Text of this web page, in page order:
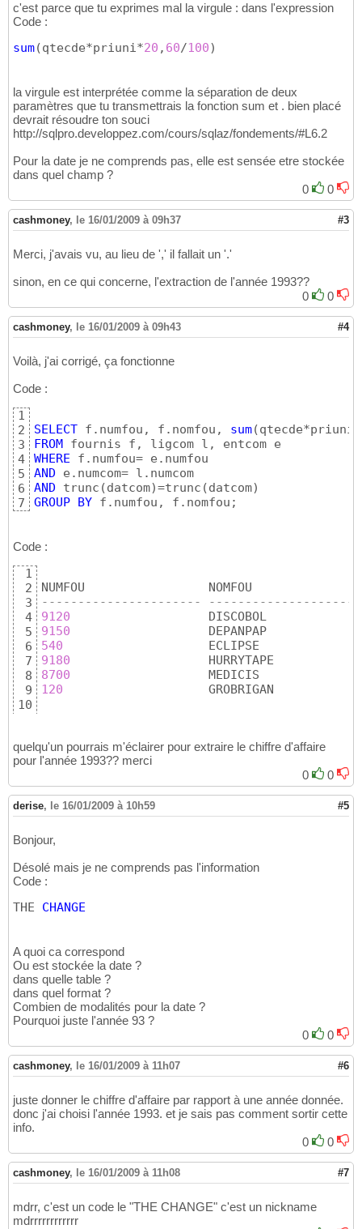
c'est parce que tu exprimes mal la virgule : dans l'expression
Code :
sum(qtecde*priuni*20 , 60/100)
la virgule est interprétée comme la séparation de deux
paramètres que tu transmettrais la fonction sum et . bien placé
devrait résoudre ton souci
http://sqlpro.developpez.com/cours/sqlaz/fondements/#L6.2
Pour la date je ne comprends pas, elle est sensée etre stockée
dans quel champ ?
0
0
cashmoney, le 16/01/2009 à 09h37 #3
Merci, j'avais vu, au lieu de ',' il fallait un '.'
sinon, en ce qui concerne, l'extraction de l'année 1993??
0
0
cashmoney, le 16/01/2009 à 09h43 #4
Voilà, j'ai corrigé, ça fonctionne
Code :
1
2
3
4
5
6
7
SELECT f.numfou, f.nomfou, sum(qtecde*priuni*
FROM
WHERE
AND
AND trunc (datcom)=trunc (datcom)
GROUP
BY f.numfou, f.nomfou;
Code :
1
2
3
4
5
6
7
8
9
10
----------------------
9120
9150
540
9180
8700
120
quelqu'un pourrais m'éclairer pour extraire le chiffre d'affaire
pour l'année 1993?? merci
0
0
derise, le 16/01/2009 à 10h59 #5
Bonjour,
Désolé mais je ne comprends pas l'information
Code :
THE CHANGE
A quoi ca correspond
Ou est stockée la date ?
dans quelle table ?
dans quel format ?
Combien de modalités pour la date ?
Pourquoi juste l'année 93 ?
0
0
cashmoney, le 16/01/2009 à 11h07 #6
juste donner le chiffre d'affaire par rapport à une année donnée.
donc j'ai choisi l'année 1993. et je sais pas comment sortir cette
info.
0
0
cashmoney, le 16/01/2009 à 11h08 #7
mdrr, c'est un code le "THE CHANGE" c'est un nickname
mdrrrrrrrrrrrr